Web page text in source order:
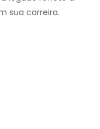
sua carreira.